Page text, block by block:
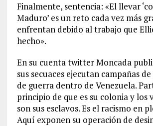
Finalmente, sentencia: «El llevar
Maduro’ es un reto cada vez más
enfrentan debido al trabajo que
hecho».
En su cuenta twitter Moncada
sus secuaces ejecutan campañas
de guerra dentro de Venezuela.
principio de que es su colonia y los
son sus esclavos. Es el racismo en
Aquí exponen su operación de